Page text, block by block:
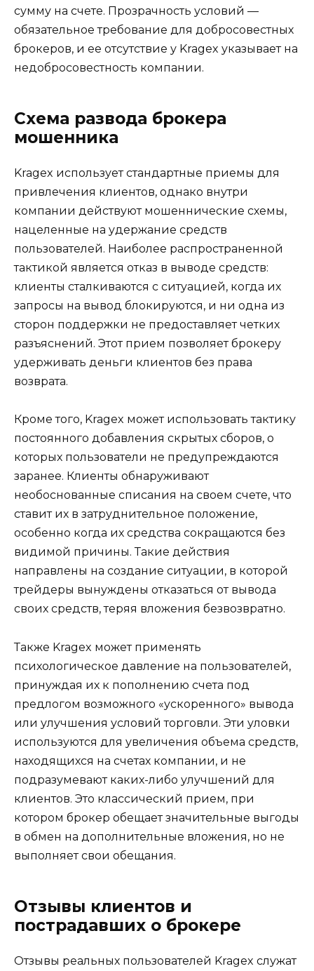
сумму на счете. Прозрачность условий —
обязательное требование для добросовестных
брокеров, и ее отсутствие у Kragex указывает на
недобросовестность компании.
Схема развода брокера
мошенника
Kragex использует стандартные приемы для
привлечения клиентов, однако внутри
компании действуют мошеннические схемы,
нацеленные на удержание средств
пользователей. Наиболее распространенной
тактикой является отказ в выводе средств:
клиенты сталкиваются с ситуацией, когда их
запросы на вывод блокируются, и ни одна из
сторон поддержки не предоставляет четких
разъяснений. Этот прием позволяет брокеру
удерживать деньги клиентов без права
возврата.
Кроме того, Kragex может использовать тактику
постоянного добавления скрытых сборов, о
которых пользователи не предупреждаются
заранее. Клиенты обнаруживают
необоснованные списания на своем счете, что
ставит их в затруднительное положение,
особенно когда их средства сокращаются без
видимой причины. Такие действия
направлены на создание ситуации, в которой
трейдеры вынуждены отказаться от вывода
своих средств, теряя вложения безвозвратно.
Также Kragex может применять
психологическое давление на пользователей,
принуждая их к пополнению счета под
предлогом возможного «ускоренного» вывода
или улучшения условий торговли. Эти уловки
используются для увеличения объема средств,
находящихся на счетах компании, и не
подразумевают каких-либо улучшений для
клиентов. Это классический прием, при
котором брокер обещает значительные выгоды
в обмен на дополнительные вложения, но не
выполняет свои обещания.
Отзывы клиентов и
пострадавших о брокере
Отзывы реальных пользователей Kragex служат